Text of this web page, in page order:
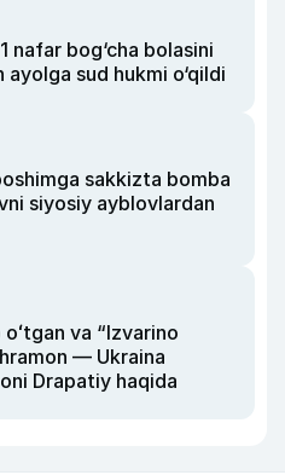
nafar bog‘cha bolasini
sud hukmi o‘qildi
sakkizta bomba
siyosiy ayblovlardan
va “Izvarino
— Ukraina
Drapatiy haqida